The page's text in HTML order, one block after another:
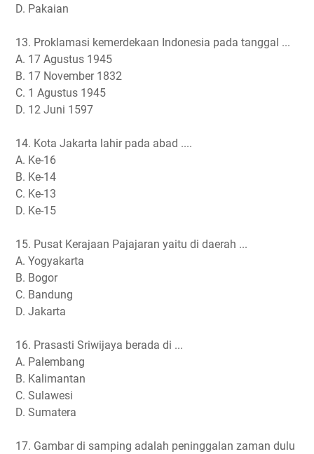
D. Pakaian
13. Proklamasi kemerdekaan Indonesia pada tanggal ...
A. 17 Agustus 1945
B. 17 November 1832
C. 1 Agustus 1945
D. 12 Juni 1597
14. Kota Jakarta lahir pada abad ....
A. Ke-16
B. Ke-14
C. Ke-13
D. Ke-15
15. Pusat Kerajaan Pajajaran yaitu di daerah ...
A. Yogyakarta
B. Bogor
C. Bandung
D. Jakarta
16. Prasasti Sriwijaya berada di ...
A. Palembang
B. Kalimantan
C. Sulawesi
D. Sumatera
17. Gambar di samping adalah peninggalan zaman dulu